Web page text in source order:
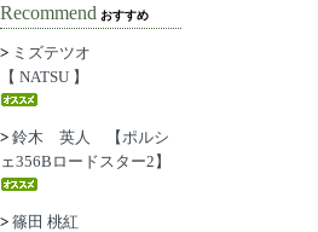
Recommend おすすめ
> ミズテツオ
【 NATSU 】
> 鈴木 英人 【ポルシ
ェ356Bロードスター2】
> 篠田 桃紅